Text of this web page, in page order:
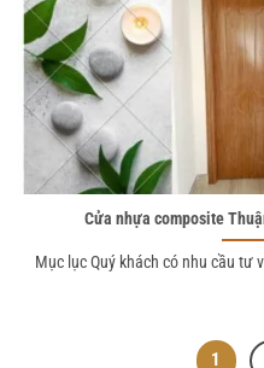
Cửa nhựa composite
Mục lục Quý khách có nhu cầu tư
1